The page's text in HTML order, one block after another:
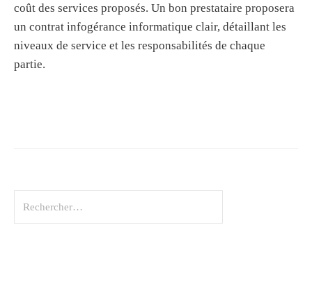
coût des services proposés. Un bon prestataire proposera
un contrat infogérance informatique clair, détaillant les
niveaux de service et les responsabilités de chaque
partie.